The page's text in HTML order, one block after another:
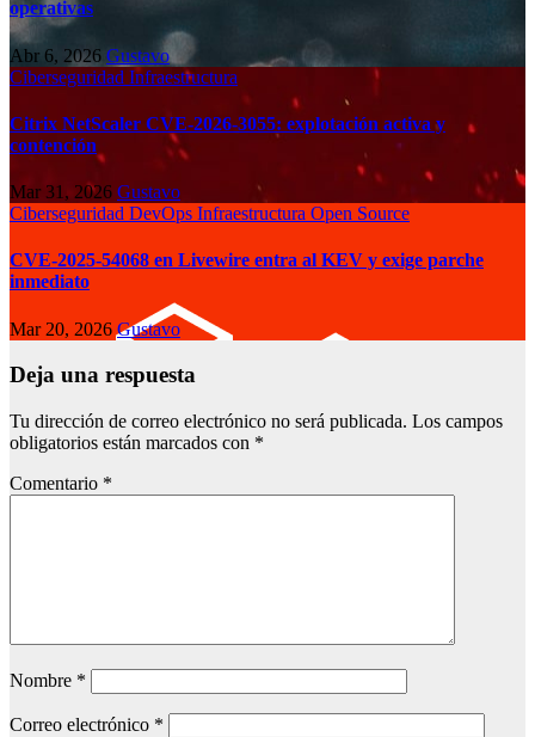
operativas
Abr 6, 2026 Gustavo
Ciberseguridad Infraestructura
Citrix NetScaler CVE-2026-3055: explotación activa y
contención
Mar 31, 2026 Gustavo
Ciberseguridad DevOps Infraestructura Open Source
CVE-2025-54068 en Livewire entra al KEV y exige parche
inmediato
Mar 20, 2026 Gustavo
Deja una respuesta
Tu dirección de correo electrónico no será publicada. Los campos
obligatorios están marcados con *
Comentario *
Nombre *
Correo electrónico *